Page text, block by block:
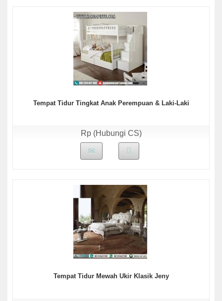
Tempat Tidur Tingkat Anak Perempuan & Laki-Laki
Rp (Hubungi CS)
Tempat Tidur Mewah Ukir Klasik Jeny